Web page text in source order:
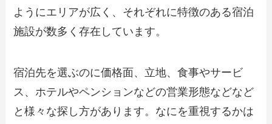
ようにエリアが広く、それぞれに特徴のある宿泊
施設が数多く存在しています。
宿泊先を選ぶのに価格面、立地、食事やサービ
ス、ホテルやペンションなどの営業形態などなど
と様々な探し方があります。なにを重視するかは